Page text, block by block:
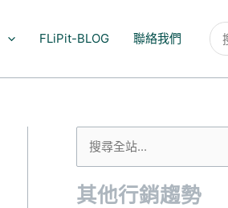
FLiPit-BLOG 聯絡我們
搜
尋
關
其他行銷趨勢